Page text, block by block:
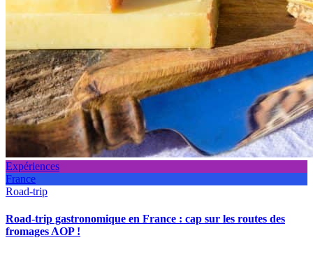
Expériences
France
Road-trip
Road-trip gastronomique en France : cap sur les routes des
fromages AOP !